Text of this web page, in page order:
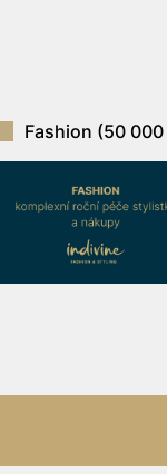
Fashion (50 000